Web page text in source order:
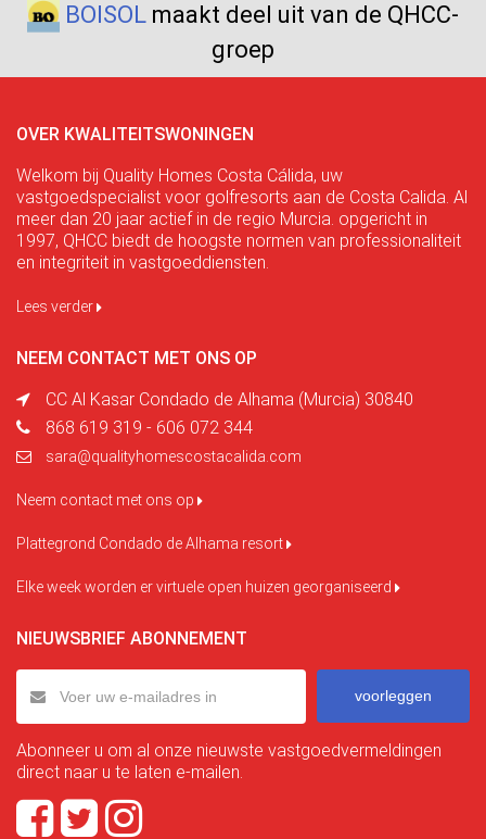
BOISOL maakt deel uit van de QHCC-
groep
OVER KWALITEITSWONINGEN
Welkom bij Quality Homes Costa Cálida, uw
vastgoedspecialist voor golfresorts aan de Costa Calida. Al
meer dan 20 jaar actief in de regio Murcia. opgericht in
1997, QHCC biedt de hoogste normen van professionaliteit
en integriteit in vastgoeddiensten.
Lees verder
NEEM CONTACT MET ONS OP
CC Al Kasar Condado de Alhama (Murcia) 30840
868 619 319 - 606 072 344
sara@qualityhomescostacalida.com
Neem contact met ons op
Plattegrond Condado de Alhama resort
Elke week worden er virtuele open huizen georganiseerd
NIEUWSBRIEF ABONNEMENT
voorleggen
Abonneer u om al onze nieuwste vastgoedvermeldingen
direct naar u te laten e-mailen.